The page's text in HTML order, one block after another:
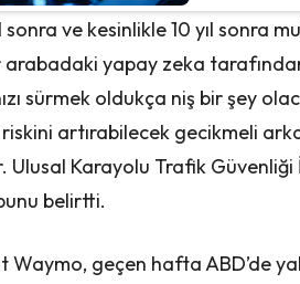
sonra ve kesinlikle 10 yıl sonra
yapay zeka
sürmek oldukça niş bir şey
riskini artırabilecek gecikmeli
Ulusal Karayolu Trafik Güvenliği
belirtti.
Waymo, geçen hafta ABD’de